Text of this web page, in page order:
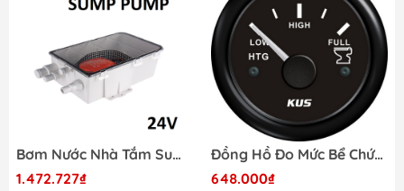
Bơm Nước Nhà Tắm Sump Pump 24V, Lưu Lượng 750 Gallons/ giờ, Công Suất 38.4W, Mã SFBP2-G750-07 Hàng Mới 100%
1.472.727₫
Đồng Hồ Đo Mức Bể Chứa Chất Thải Toilet, Dùng Cho tàu Cano Điện Áp 12/24V , Mã KY12200
648.000₫